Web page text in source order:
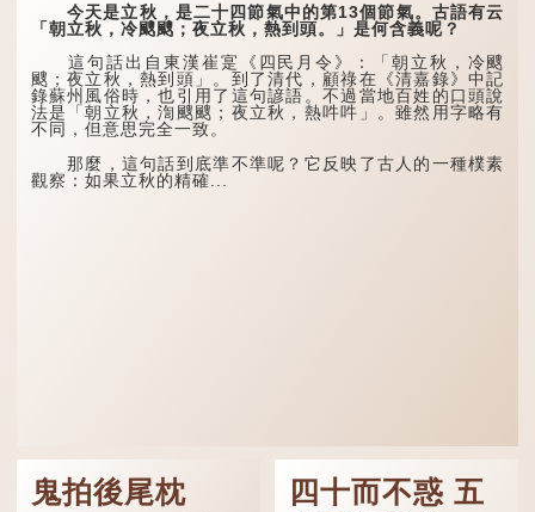
今天是立秋，是二十四節氣中的第13個節氣。古語有云
「朝立秋，冷颼颼；夜立秋，熱到頭。」是何含義呢？
這句話出自東漢崔寔《四民月令》：「朝立秋，冷颼
颼；夜立秋，熱到頭」。到了清代，顧祿在《清嘉錄》中記
錄蘇州風俗時，也引用了這句諺語。不過當地百姓的口頭說
法是「朝立秋，渹颼颼；夜立秋，熱吽吽」。雖然用字略有
不同，但意思完全一致。
那麼，這句話到底準不準呢？它反映了古人的一種樸素
觀察：如果立秋的精確...
鬼拍後尾枕
四十而不惑 五